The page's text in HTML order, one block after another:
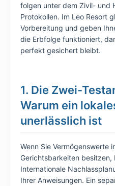
folgen unter dem Zivil- und
Protokollen. Im Leo Resort
Vorbereitung und geben
die Erbfolge funktioniert,
perfekt gesichert bleibt.
1. Die Zwei-
Warum ein
unerlässlich ist
Wenn Sie Vermögenswerte
Gerichtsbarkeiten
Internationale
Ihrer Anweisungen. Ein